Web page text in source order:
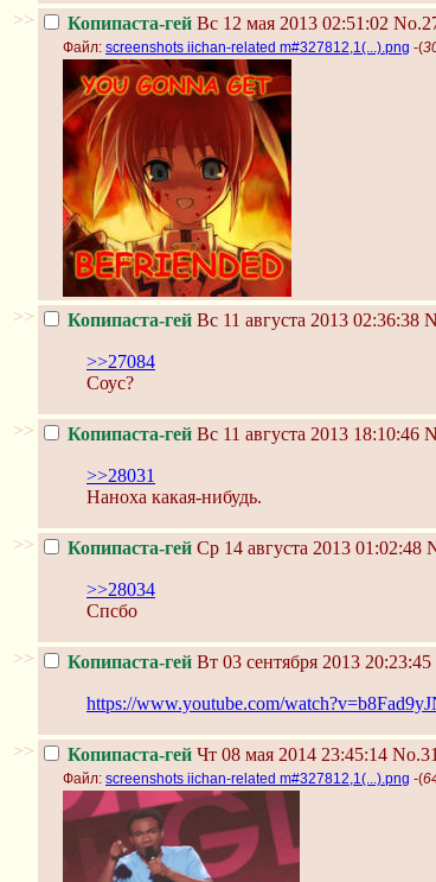
>> Копипаста-гей Вс 12 мая 2013 02:51:02
Файл: screenshots iichan-related m#327812,1(...).png -(
>> Копипаста-гей Вс 11 августа 2013 02:36:38
>>27084
Соус?
>> Копипаста-гей Вс 11 августа 2013 18:10:46
>>28031
Наноха какая-нибудь.
>> Копипаста-гей Ср 14 августа 2013 01:02:48
>>28034
Спсбо
>> Копипаста-гей Вт 03 сентября 2013 20:23:45
https://www.youtube.com/
>> Копипаста-гей Чт 08 мая 2014 23:45:14
Файл: screenshots iichan-related m#327812,1(...).png -(